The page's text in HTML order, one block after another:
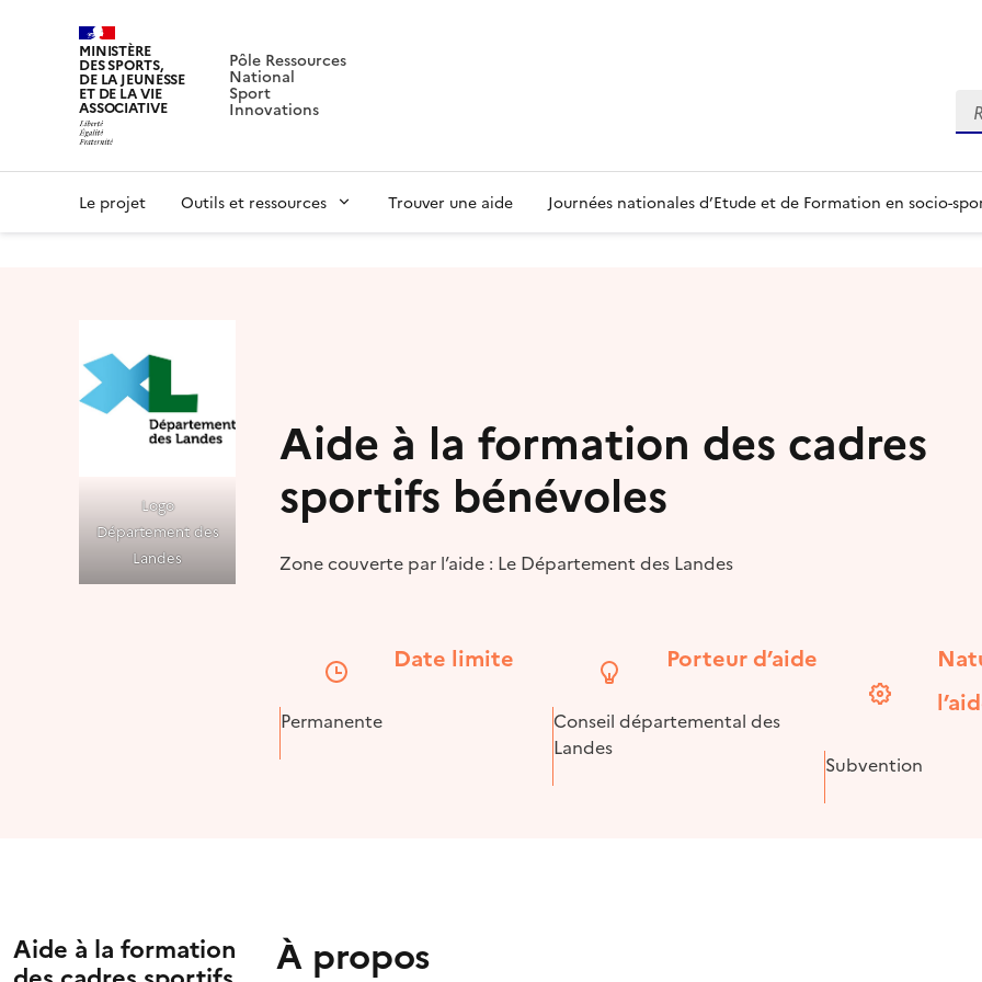
MINISTÈRE
DES SPORTS,
DE LA JEUNESSE
ET DE LA VIE
ASSOCIATIVE
Pôle Ressources
National
Sport
Innovations
Le projet Outils et ressources Trouver une aide Journées nationales d’Etude et de Formation en socio-
Logo
Département des
Landes
Aide à la formation des cadres
sportifs bénévoles
Zone couverte par l’aide : Le Département des Landes
Date limite
Permanente
Porteur d’aide
Conseil départemental des
Landes
Subvention
Aide à la formation À propos